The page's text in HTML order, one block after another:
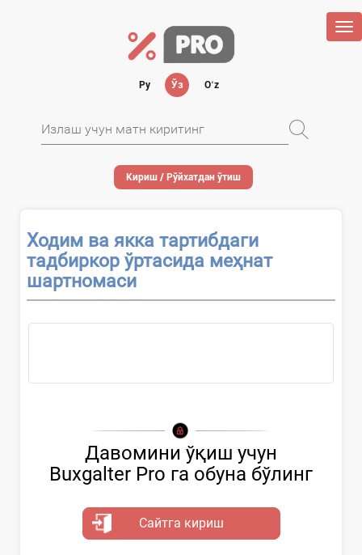
Ру Ўз Oʻz
Кириш / Рўйхатдан ўтиш
Ходим ва якка тартибдаги
тадбиркор ўртасида меҳнат
шартномаси
Давомини ўқиш учун
Buxgalter Pro га обуна бўлинг
Сайтга кириш